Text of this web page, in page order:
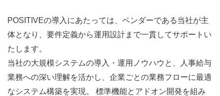
POSITIVEの導入にあたっては、ベンダーである当社が主
体となり、要件定義から運用設計まで一貫してサポートい
たします。
当社の大規模システムの導入・運用ノウハウと、人事給与
業務への深い理解を活かし、企業ごとの業務フローに最適
なシステム構築を実現。 標準機能とアドオン開発を組み